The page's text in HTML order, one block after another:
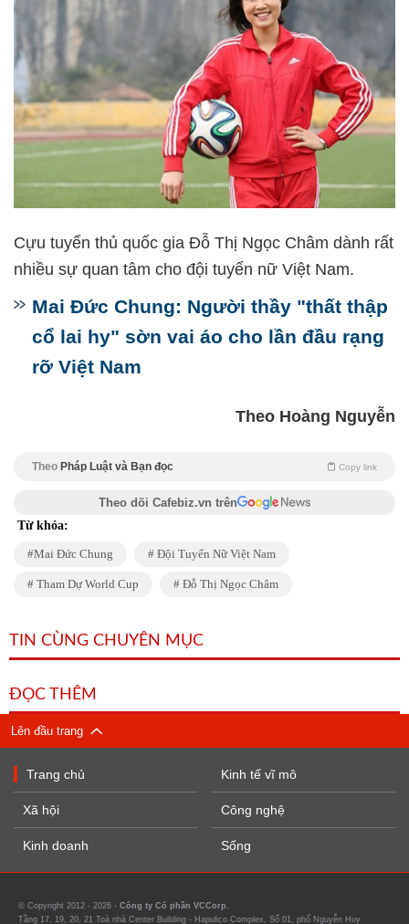
Cựu tuyển thủ quốc gia Đỗ Thị Ngọc Châm dành rất
nhiều sự quan tâm cho đội tuyển nữ Việt Nam.
Mai Đức Chung: Người thầy "thất thập
cổ lai hy" sờn vai áo cho lần đầu rạng
rỡ Việt Nam
Theo Hoàng Nguyễn
Theo Pháp Luật và Bạn đọc Copy link
Theo dõi Cafebiz.vn trên
Từ khóa:
Mai Đức Chung Đội Tuyển Nữ Việt Nam
Tham Dự World Cup Đỗ Thị Ngọc Châm
TIN CÙNG CHUYÊN MỤC
ĐỌC THÊM
Lên đầu trang
Trang chủ
Xã hội
Kinh doanh
Kinh tế vĩ mô
Công nghệ
Sống
© Copyright 2012 - 2026 - Công ty Cổ phần VCCorp.
Tầng 17, 19, 20, 21 Toà nhà Center Building - Hapulico Complex, Số 01, phố Nguyễn Huy